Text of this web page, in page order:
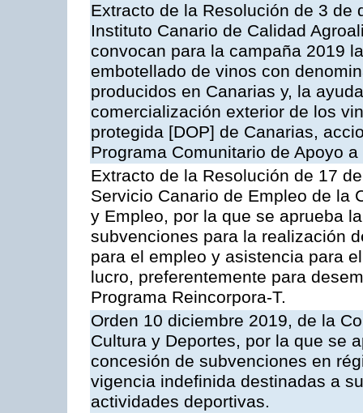
Extracto de la Resolución de 3 de
Instituto Canario de Calidad
convocan para la campaña 2019
embotellado de vinos con
producidos en Canarias y, la
comercialización exterior de los
protegida [DOP] de Canarias,
Programa Comunitario de Apoyo
Extracto de la Resolución de 17
Servicio Canario de Empleo de la
y Empleo, por la que se aprueba
subvenciones para la realización
para el empleo y asistencia para
lucro, preferentemente para
Programa Reincorpora-T.
Orden 10 diciembre 2019, de la
Cultura y Deportes, por la que se
concesión de subvenciones en
vigencia indefinida destinadas a
actividades deportivas.